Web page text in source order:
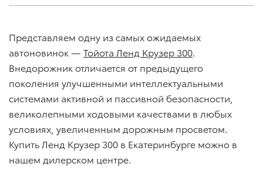
Представляем одну из самых ожидаемых
автоновинок —Тойота Ленд Крузер 300.
Внедорожник отличается от предыдущего
поколения улучшенными интеллектуальными
системами активной и пассивной безопасности,
великолепными ходовыми качествами в любых
условиях, увеличенным дорожным просветом.
Купить Ленд Крузер 300 в Екатеринбурге можно в
нашем дилерском центре.